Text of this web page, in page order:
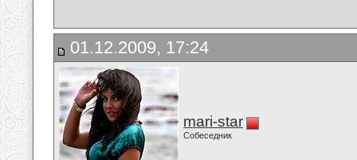
01.12.2009, 17:24
mari-star
Собеседник